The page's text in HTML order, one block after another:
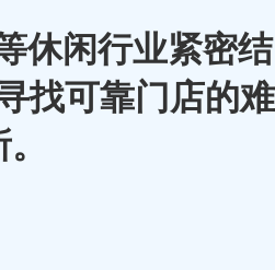
休闲行业紧密结
找可靠门店的难